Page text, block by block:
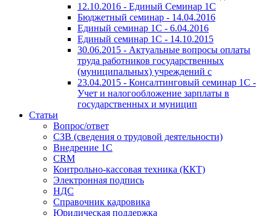
12.10.2016 - Единый Семинар 1С
Бюджетный семинар - 14.04.2016
Единый семинар 1С - 6.04.2016
Единый семинар 1С - 14.10.2015
30.06.2015 - Актуальные вопросы оплаты
труда работников государственных
(муниципальных) учреждений с
23.04.2015 - Консалтинговый семинар 1С -
Учет и налогообложение зарплаты в
государственных и муницип
Статьи
Вопрос/ответ
СЗВ (сведения о трудовой деятельности)
Внедрение 1С
CRM
Контрольно-кассовая техника (ККТ)
Электронная подпись
НДС
Справочник кадровика
Юридическая поддержка